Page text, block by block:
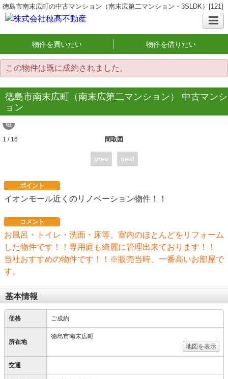
徳島市南末広町の中古マンション（南末広第二マンション・3SLDK）[121]
物件を買いたい 物件を借りたい
この物件は既に成約されました。
徳島市南末広町（南末広第二マンション） 中古マンシ
ョン
間取図
1 / 16
prev next
ポイント
イオンモール近くのリノベーション物件！！
コメント
お風呂・トイレ・洗面・床等、室内のほとんどをリフォーム
した物件です！！専用庭も綺麗に管理出来ております！！
当社おすすめの物件です！！※販売当時、一番高いお部屋で
す。
基本情報
価格 ご成約
所在地
徳島市南末広町
地図を表示
交通